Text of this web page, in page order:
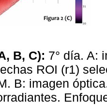
B, C): 7° día. A:
ROI (r1)
B: imagen